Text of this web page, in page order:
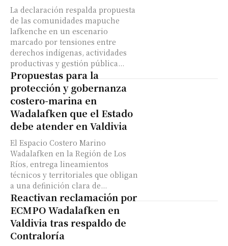
La declaración respalda propuesta
de las comunidades mapuche
lafkenche en un escenario
marcado por tensiones entre
derechos indígenas, actividades
productivas y gestión pública...
Propuestas para la
protección y gobernanza
costero-marina en
Wadalafken que el Estado
debe atender en Valdivia
El Espacio Costero Marino
Wadalafken en la Región de Los
Ríos, entrega lineamientos
técnicos y territoriales que obligan
a una definición clara de...
Reactivan reclamación por
ECMPO Wadalafken en
Valdivia tras respaldo de
Contraloría